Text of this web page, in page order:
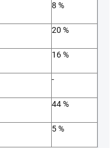
8 %
20 %
16 %
-
44 %
5 %